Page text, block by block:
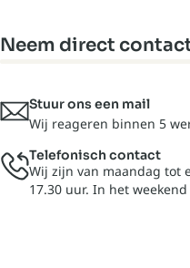
Neem direct
Stuur ons een mail
Wij reageren binnen 5
Telefonisch contact
Wij zijn van maandag tot
17.30 uur. In het